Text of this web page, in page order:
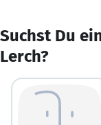
Suchst Du
Lerch?